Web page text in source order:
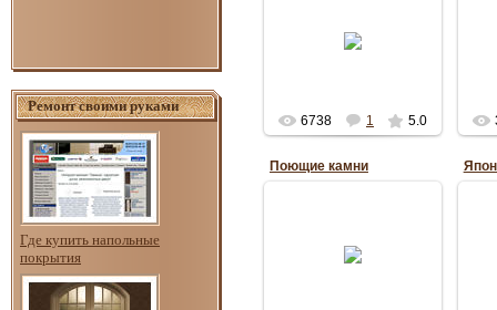
Ремонт своими руками
Где купить напольные
покрытия
замечательно
Anuta_ua1195
6738 1 5.0
Поющие камни
камней, которые